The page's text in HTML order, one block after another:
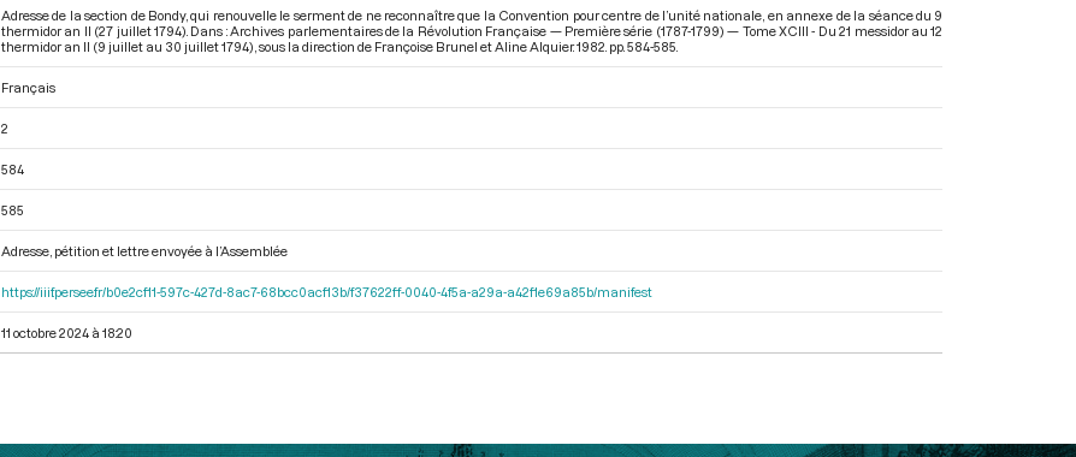
Adresse de la section de Bondy, qui renouvelle le serment de ne reconnaître que la Convention pour centre de l’unité nationale, en annexe de la séance du 9
thermidor an II (27 juillet 1794). Dans : Archives parlementaires de la Révolution Française — Première série (1787-1799) — Tome XCIII - Du 21 messidor au 12
thermidor an II (9 juillet au 30 juillet 1794) , sous la direction de Françoise Brunel et Aline Alquier. 1982. pp. 584-585.
Français
2
584
585
Adresse, pétition et lettre envoyée à l’Assemblée
https://iiif.persee.fr/b0e2cf11-597c-427d-8ac7-68bcc0acf13b/f37622ff-0040-4f5a-a29a-a42f1e69a85b/manifest
11 octobre 2024 à 18:20